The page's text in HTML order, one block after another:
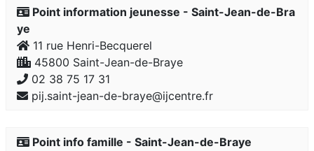
Point information jeunesse - Saint-Jean-de-Bra
ye
11 rue Henri-Becquerel
45800 Saint-Jean-de-Braye
02 38 75 17 31
pij.saint-jean-de-braye@ijcentre.fr
Point info famille - Saint-Jean-de-Braye